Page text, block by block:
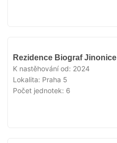
Rezidence Biograf Jinonice
K nastěhování od: 2024
Lokalita: Praha 5
Počet jednotek: 6